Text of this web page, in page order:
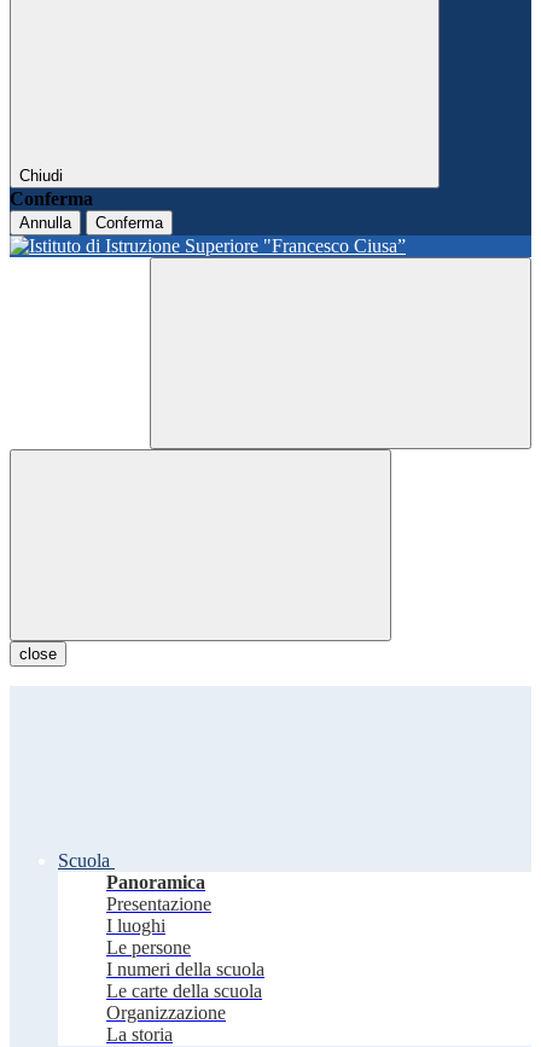
Chiudi
Conferma
Annulla Conferma
close
Scuola
Panoramica
Presentazione
I luoghi
Le persone
I numeri della scuola
Le carte della scuola
Organizzazione
La storia